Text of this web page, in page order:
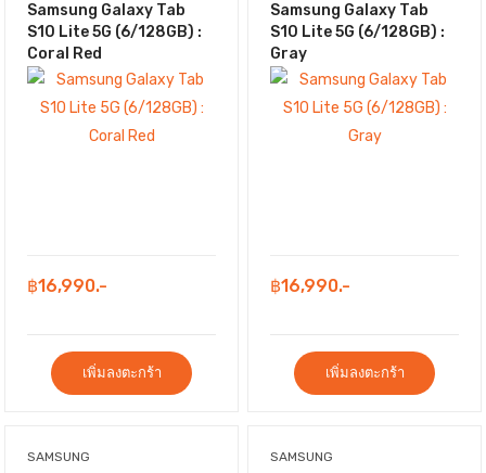
Samsung Galaxy Tab
S10 Lite 5G (6/128GB) :
Coral Red
฿16,990.-
เพิ่มลงตะกร้า
Samsung Galaxy Tab
S10 Lite 5G (6/128GB) :
Gray
฿16,990.-
เพิ่มลงตะกร้า
SAMSUNG SAMSUNG